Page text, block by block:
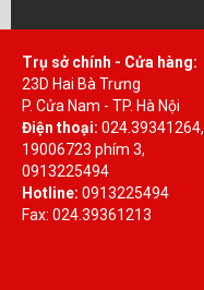
Trụ sở chính - Cửa hàng:
23D Hai Bà Trưng
P. Cửa Nam - TP. Hà Nội
Điện thoại: 024.39341264,
19006723 phím 3,
0913225494
Hotline: 0913225494
Fax: 024.39361213